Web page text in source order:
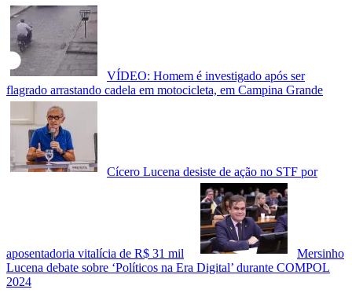
VÍDEO: Homem é investigado após ser
flagrado arrastando cadela em motocicleta, em Campina Grande
Cícero Lucena desiste de ação no STF por
aposentadoria vitalícia de R$ 31 mil
Mersinho
Lucena debate sobre ‘Políticos na Era Digital’ durante COMPOL
2024